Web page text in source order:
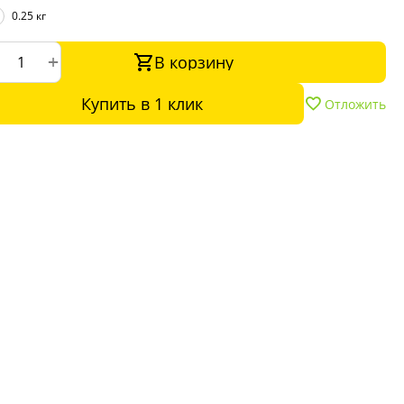
0.25 кг
+
В корзину
Купить в 1 клик
Отложить